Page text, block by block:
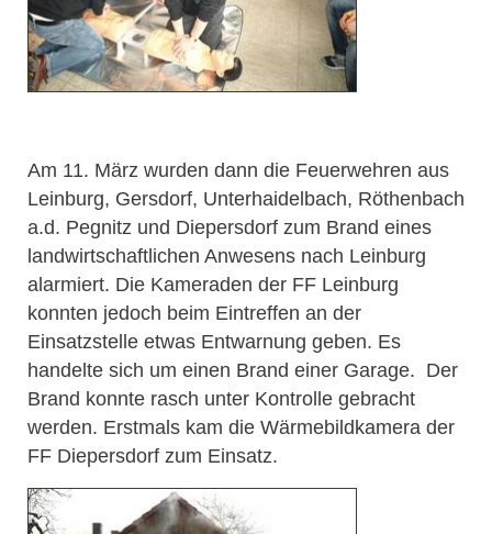
Am 11. März wurden dann die Feuerwehren aus
Leinburg, Gersdorf, Unterhaidelbach, Röthenbach
a.d. Pegnitz und Diepersdorf zum Brand eines
landwirtschaftlichen Anwesens nach Leinburg
alarmiert. Die Kameraden der FF Leinburg
konnten jedoch beim Eintreffen an der
Einsatzstelle etwas Entwarnung geben. Es
handelte sich um einen Brand einer Garage. Der
Brand konnte rasch unter Kontrolle gebracht
werden. Erstmals kam die Wärmebildkamera der
FF Diepersdorf zum Einsatz.